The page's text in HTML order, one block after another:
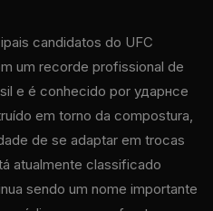
candidatos do UFC
um recorde profissional de
e é conhecido por ударнсе
em torno da compostura,
de se adaptar em trocas
atualmente classificado
sendo um nome importante